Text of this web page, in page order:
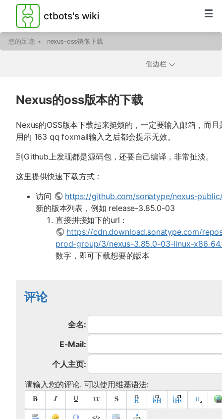
ctbots's wiki
您的足迹: • nexus-oss镜像下载
侧边栏
Nexus的oss版本的下载
Nexus的OSS版本下载起来挺烦的，一定要输入邮箱，而
用的 163 qq foxmail输入之后都会提示无效。
到Github上发现都是源码包，还要自己编译，非常扯淡。
这里提供快速下载方式：
访问
https://github.com/sonatype/nexus-
新的版本列表，例如 release-3.85.0-03
直接拼接如下的url：
https://cdn.download.sonatype.com/
prod-group/3/nexus-3.85.0-03-linux-
数字，即可下载想要的版本
评论
全名:
E-Mail:
个人主页:
请输入您的评论. 可以使用维基语法: